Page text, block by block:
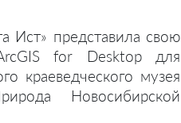
Ист» представила свою
for Desktop для
краеведческого музея
Новосибирской